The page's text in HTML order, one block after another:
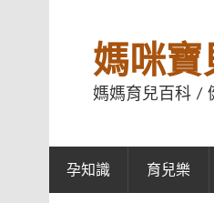
媽咪寶
媽媽育兒百科 /
孕知識 育兒樂